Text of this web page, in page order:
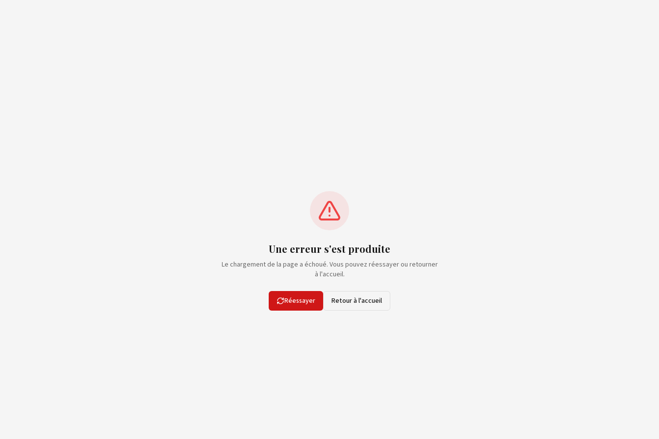
Une erreur s'est produite
Le chargement de la page a échoué. Vous pouvez réessayer ou retourner
à l'accueil.
Réessayer Retour à l'accueil